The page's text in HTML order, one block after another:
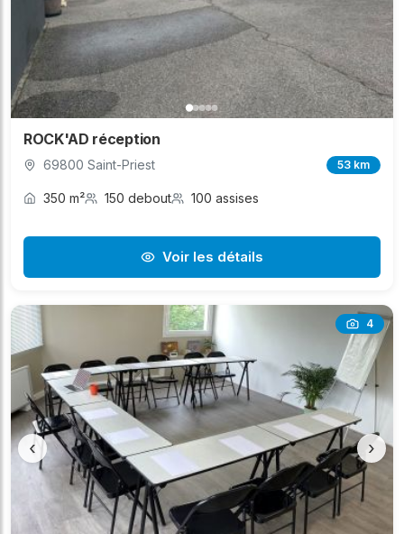
ROCK'AD réception
69800 Saint-Priest 53 km
350 m² 150 debout 100 assises
Voir les détails
4
‹ ›